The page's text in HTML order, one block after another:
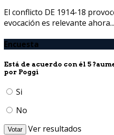
El conflicto DE 1914-18
evocación es relevante ahora...
Encuesta
Está de acuerdo con él 5
por Poggi
Si
No
Votar
Ver resultados